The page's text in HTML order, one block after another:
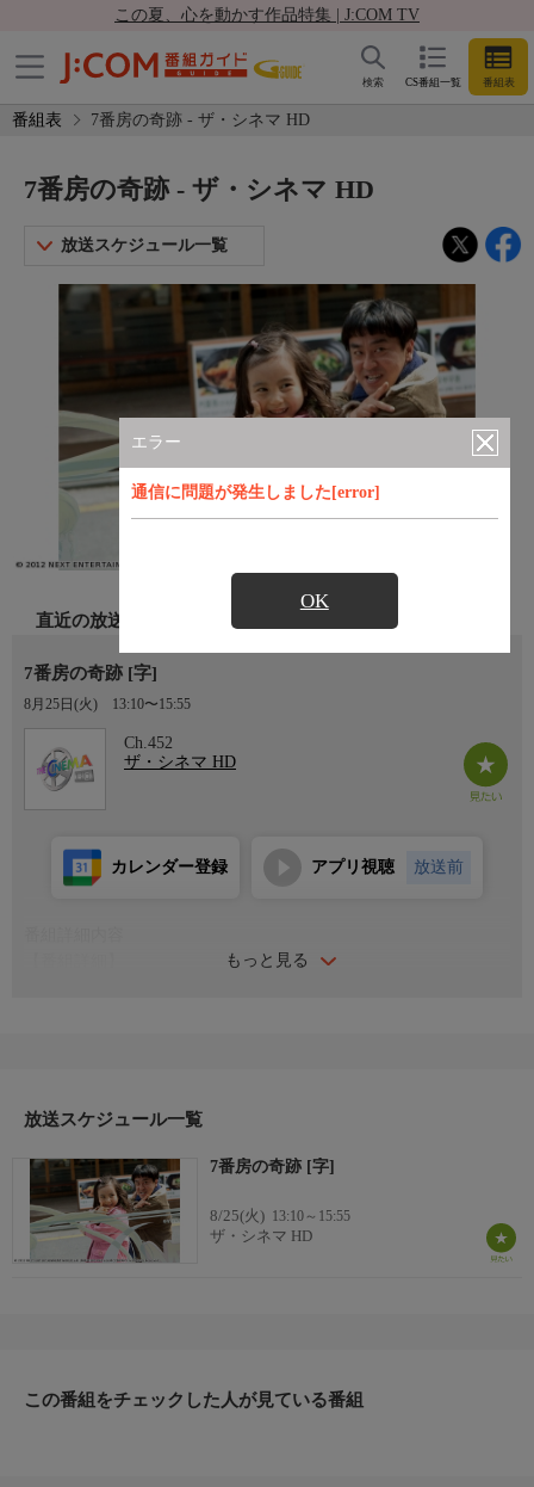
この夏、心を動かす作品特集 | J:COM TV
CS番組一覧 番組表
検索
番組表 7番房の奇跡 - ザ・シネマ HD
エラー
通信に問題が発生しました[error]
OK
7番房の奇跡 - ザ・シネマ HD
放送スケジュール一覧
直近の放送
7番房の奇跡 [字]
8月25日(火) 13:10〜15:55
Ch.452
ザ・シネマ HD
もっと見る
カレンダー登録 アプリ視聴 放送前
【出演】リュ・スンリョン、カル・ソウォン、パク・シネ、オ・
放送スケジュール一覧
7番房の奇跡 [字]
8/25(火) 13:10～15:55
ザ・シネマ HD
この番組をチェックした人が見ている番組